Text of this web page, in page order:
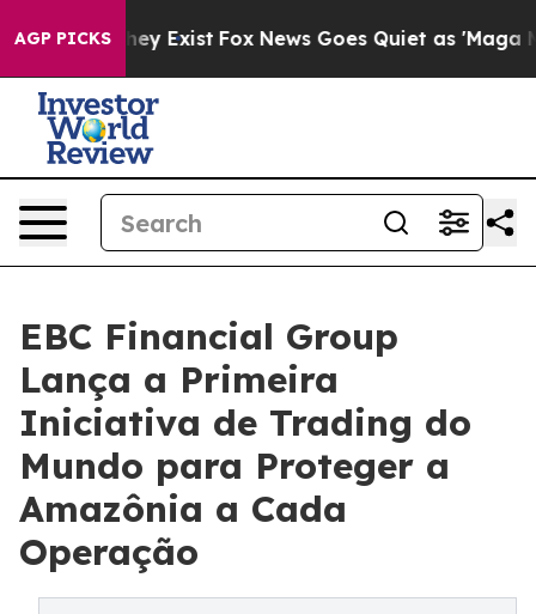
AGP PICKS
They Exist Fox News Goes Quiet as 'Maga Media
EBC Financial Group
Lança a Primeira
Iniciativa de Trading do
Mundo para Proteger a
Amazônia a Cada
Operação